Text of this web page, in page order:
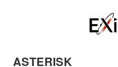
ASTERISK